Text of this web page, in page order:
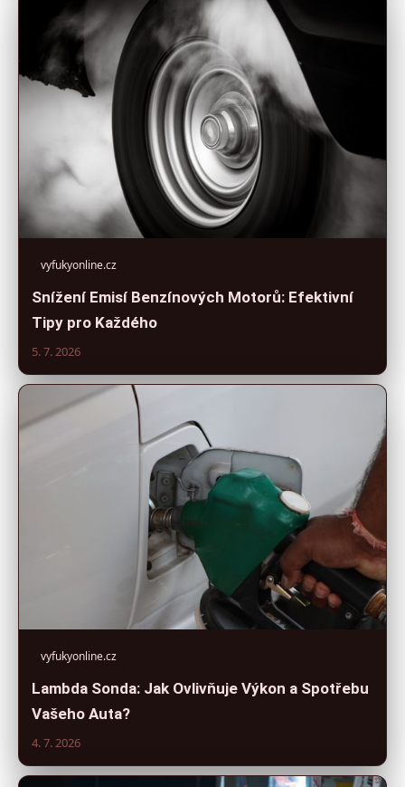
vyfukyonline.cz
Snížení Emisí Benzínových Motorů: Efektivní
Tipy pro Každého
5. 7. 2026
vyfukyonline.cz
Lambda Sonda: Jak Ovlivňuje Výkon a Spotřebu
Vašeho Auta?
4. 7. 2026